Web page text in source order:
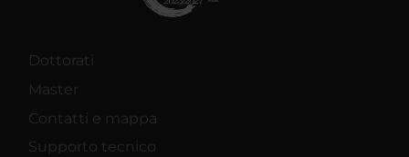
Dottorati
Master
Contatti e mappa
Supporto tecnico